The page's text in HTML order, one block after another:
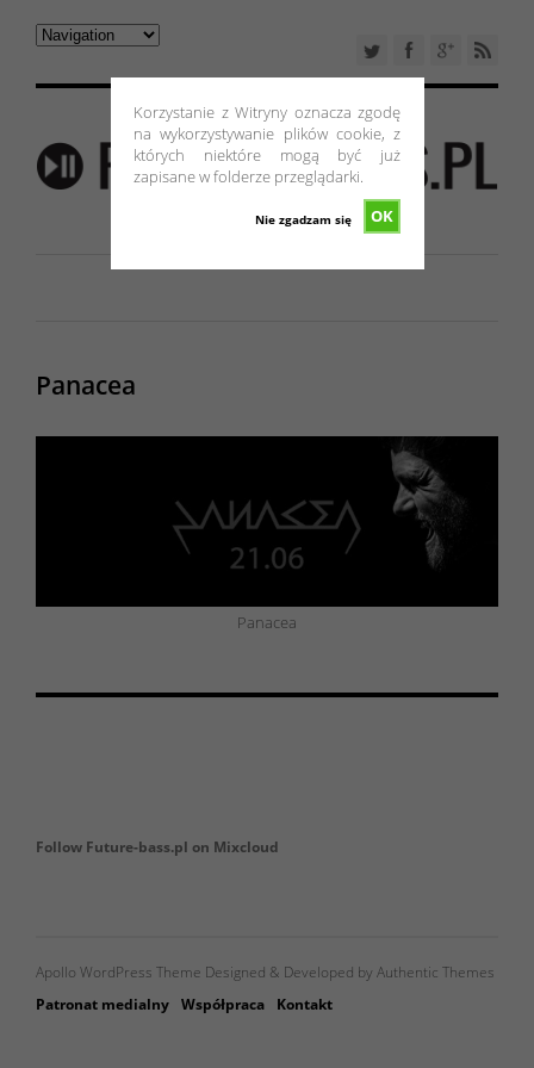
Korzystanie z Witryny oznacza zgodę
na wykorzystywanie plików cookie, z
których niektóre mogą być już
zapisane w folderze przeglądarki.
OK
Nie zgadzam się
Panacea
Panacea
Follow Future-bass.pl on Mixcloud
Apollo WordPress Theme Designed & Developed by Authentic Themes
Patronat medialny Współpraca Kontakt